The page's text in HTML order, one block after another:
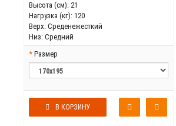
Высота (см): 21
Нагрузка (кг): 120
Верх: Среденежесткий
Низ: Средний
Размер
В КОРЗИНУ